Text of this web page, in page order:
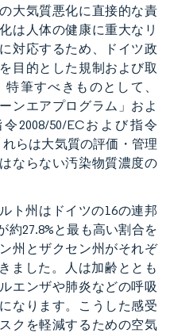
大気質悪化に直接的な責
は人体の健康に重大なリ
対応するため、ドイツ政
目的とした規制および取
筆すべきものとして、
ンエアプログラム」およ
2008/50/ECおよび指令
らは大気質の評価・管理
ならない汚染物質濃度の
ト州はドイツの16の連邦
約27.8%と最も高い割合を
州とザクセン州がそれぞ
ました。人は加齢ととも
エンザや肺炎などの呼吸
なります。こうした感受
クを軽減するための空気